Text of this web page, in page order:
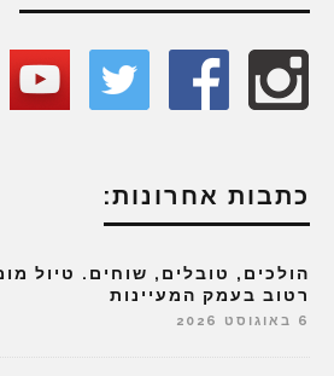
כתבות אחרונות:
הולכים, טובלים, שוחים. טיול
רטוב בעמק המעיינות
6 באוגוסט 2026